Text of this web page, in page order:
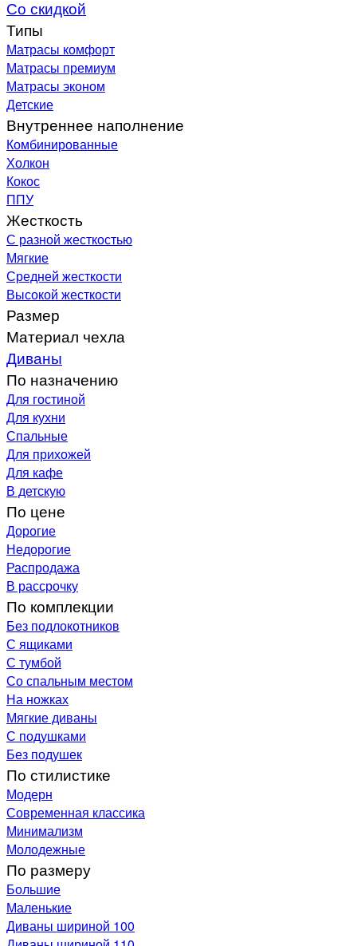
Со скидкой
Типы
Матрасы комфорт
Матрасы премиум
Матрасы эконом
Детские
Внутреннее наполнение
Комбинированные
Холкон
Кокос
ППУ
Жесткость
С разной жесткостью
Мягкие
Средней жесткости
Высокой жесткости
Размер
Материал чехла
Диваны
По назначению
Для гостиной
Для кухни
Спальные
Для прихожей
Для кафе
В детскую
По цене
Дорогие
Недорогие
Распродажа
В рассрочку
По комплекции
Без подлокотников
С ящиками
С тумбой
Со спальным местом
На ножках
Мягкие диваны
С подушками
Без подушек
По стилистике
Модерн
Современная классика
Минимализм
Молодежные
По размеру
Большие
Маленькие
Диваны шириной 100